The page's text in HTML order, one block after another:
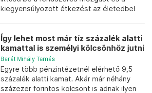
kiegyensúlyozott étkezést az életedbe!
Így lehet most már tíz százalék alatti
kamattal is személyi kölcsönhöz jutni
Barát Mihály Tamás
Egyre több pénzintézetnél elérhető 9,5
százalék alatti kamat. Akár már néhány
százezer forintos kölcsönt is adnak ilyen